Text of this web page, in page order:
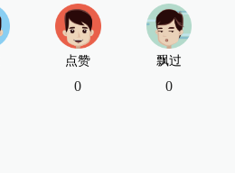
点赞
0
飘过
0